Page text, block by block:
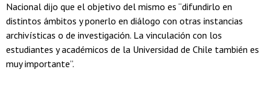
Nacional dijo que el objetivo del mismo es “difundirlo en
distintos ámbitos y ponerlo en diálogo con otras instancias
archivísticas o de investigación. La vinculación con los
estudiantes y académicos de la Universidad de Chile también es
muy importante”.